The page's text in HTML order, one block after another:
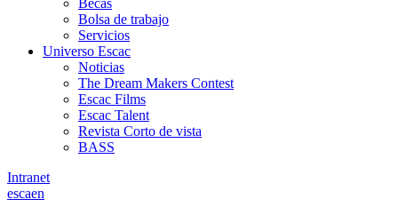
Becas
Bolsa de trabajo
Servicios
Universo Escac
Noticias
The Dream Makers Contest
Escac Films
Escac Talent
Revista Corto de vista
BASS
Intranet
escaen